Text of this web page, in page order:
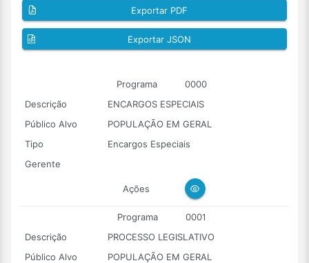
Exportar PDF
Exportar JSON
Programa
0000
Descrição
ENCARGOS ESPECIAIS
Público Alvo
POPULAÇÃO EM GERAL
Tipo
Encargos Especiais
Gerente
Ações
Programa
0001
Descrição
PROCESSO LEGISLATIVO
Público Alvo
POPULAÇÃO EM GERAL